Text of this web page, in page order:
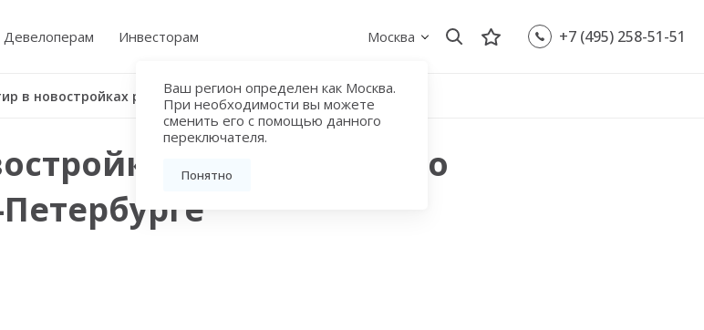
Девелоперам Инвесторам Москва
Ваш регион определен как Москва.
При необходимости вы можете
сменить его с помощью данного
переключателя.
Понятно
+7 (495) 258-51-51
Продажа квартир в новостройках рядом с метро Чернышевская в Санкт-Петербурге
рядом с метро